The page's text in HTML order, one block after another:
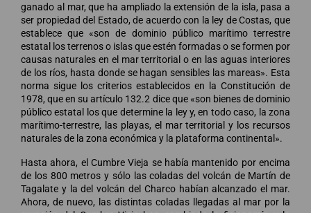
ganado al mar, que ha ampliado la extensión de la isla, pasa a
ser propiedad del Estado, de acuerdo con la ley de Costas, que
establece que «son de dominio público marítimo terrestre
estatal los terrenos o islas que estén formadas o se formen por
causas naturales en el mar territorial o en las aguas interiores
de los ríos, hasta donde se hagan sensibles las mareas». Esta
norma sigue los criterios establecidos en la Constitución de
1978, que en su artículo 132.2 dice que «son bienes de dominio
público estatal los que determine la ley y, en todo caso, la zona
marítimo-terrestre, las playas, el mar territorial y los recursos
naturales de la zona económica y la plataforma continental».
Hasta ahora, el Cumbre Vieja se había mantenido por encima
de los 800 metros y sólo las coladas del volcán de Martín de
Tagalate y la del volcán del Charco habían alcanzado el mar.
Ahora, de nuevo, las distintas coladas llegadas al mar por la